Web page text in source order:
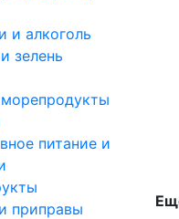
и алкоголь
зелень
питание и
приправы